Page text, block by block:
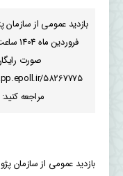
صورت
مراجعه کنید: Anjoman_physic_shahed@